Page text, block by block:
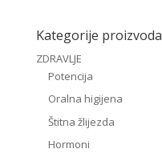
Kategorije proizvoda
ZDRAVLJE
Potencija
Oralna higijena
Štitna žlijezda
Hormoni